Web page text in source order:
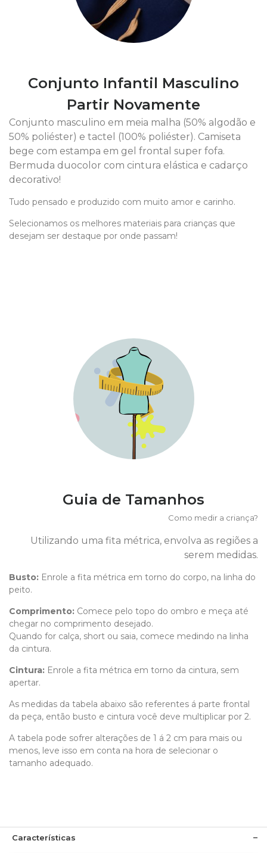
Conjunto Infantil Masculino
Partir Novamente
Conjunto masculino em meia malha (50% algodão e
50% poliéster) e tactel (100% poliéster). Camiseta
bege com estampa em gel frontal super fofa.
Bermuda duocolor com cintura elástica e cadarço
decorativo!
Tudo pensado e produzido com muito amor e carinho.
Selecionamos os melhores materiais para crianças que
desejam ser destaque por onde passam!
Guia de Tamanhos
Como medir a criança?
Utilizando uma fita métrica, envolva as regiões a
serem medidas.
Busto: Enrole a fita métrica em torno do corpo, na linha do
peito.
Comprimento: Comece pelo topo do ombro e meça até
chegar no comprimento desejado.
Quando for calça, short ou saia, comece medindo na linha
da cintura.
Cintura: Enrole a fita métrica em torno da cintura, sem
apertar.
As medidas da tabela abaixo são referentes á parte frontal
da peça, então busto e cintura você deve multiplicar por 2.
A tabela pode sofrer alterações de 1 á 2 cm para mais ou
menos, leve isso em conta na hora de selecionar o
tamanho adequado.
Características